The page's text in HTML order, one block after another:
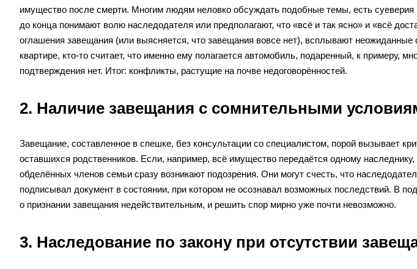
имущество после смерти. Многим людям неловко обсуждать подобные темы, есть суеверия
до конца понимают волю наследодателя или предполагают, что «всё и так ясно» и «всё
оглашения завещания (или выясняется, что завещания вовсе нет), всплывают
квартире, кто-то считает, что именно ему полагается автомобиль, подаренный, к примеру,
подтверждения нет. Итог: конфликты, растущие на почве недоговорённостей.
2. Наличие завещания с сомнительными
Завещание, составленное в спешке, без консультации со специалистом, порой вызывает
оставшихся родственников. Если, например, всё имущество передаётся одному
обделённых членов семьи сразу возникают подозрения. Они могут счесть, что
подписывал документ в состоянии, при котором не осознавал возможных последствий. В
о признании завещания недействительным, и решить спор мирно уже почти невозможно.
3. Наследование по закону при отсутствии